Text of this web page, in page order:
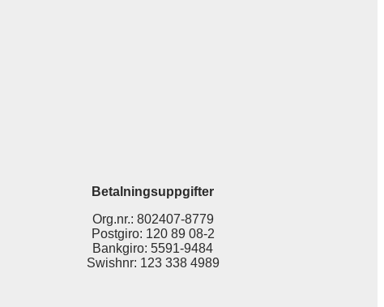
Betalningsuppgifter
Org.nr.: 802407-8779
Postgiro: 120 89 08-2
Bankgiro: 5591-9484
Swishnr: 123 338 4989